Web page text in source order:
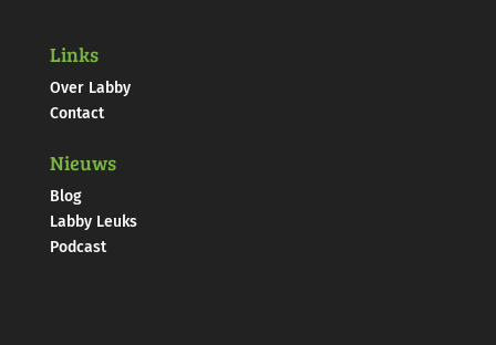
Links
Over Labby
Contact
Nieuws
Blog
Labby Leuks
Podcast